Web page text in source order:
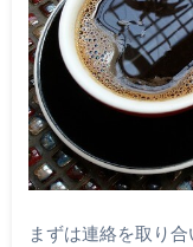
まずは連絡を取り